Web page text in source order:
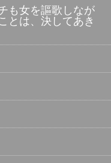
も女を謳歌しなが
とは、決してあき